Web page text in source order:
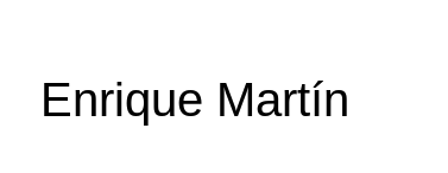
Enrique Martín